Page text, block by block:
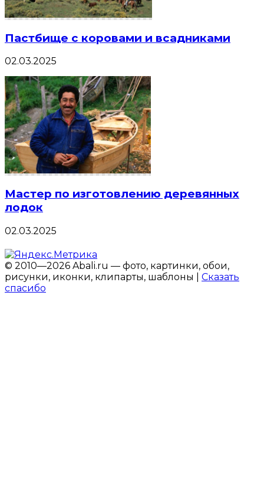
Пастбище с коровами и всадниками
02.03.2025
Мастер по изготовлению деревянных
лодок
02.03.2025
© 2010—2026 Abali.ru — фото, картинки, обои,
рисунки, иконки, клипарты, шаблоны | Сказать
спасибо